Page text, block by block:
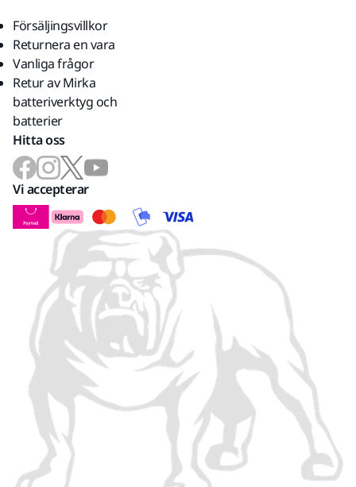
Försäljingsvillkor
Returnera en vara
Vanliga frågor
Retur av Mirka
batteriverktyg och
batterier
Hitta oss
Vi accepterar